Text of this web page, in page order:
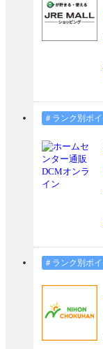
＃ランク別ポ
＃ランク別ポ